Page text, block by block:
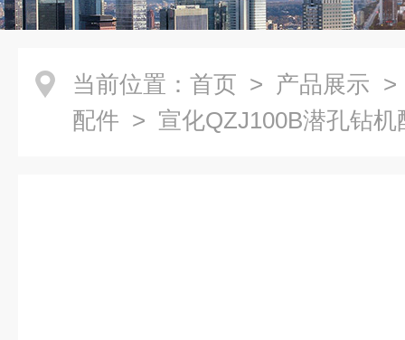
当前位置： 首页 > 产品展示
配件 > 宣化QZJ100B潜孔钻机